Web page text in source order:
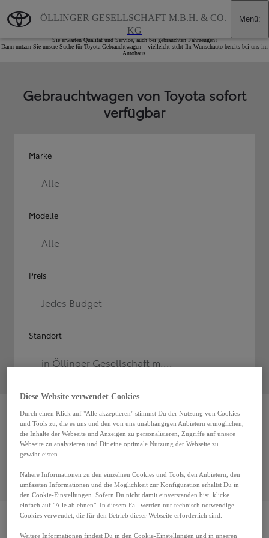
ÖLLINGER GESELLSCHAFT M.B.H. & CO.
KG
Menü:
Toyota - Geprüfte Gebrauchtwagen
Sie erwarten Qualität und Service, auch bei gebrauchten Fahrzeugen?
Dann nutzen Sie unsere Suche für Toyota Gebrauchtwagen – vielleicht steht Ihr Wunschauto bereits bei uns im
Autohaus.
Gebrauchtwagen von Toyota sofort
verfügbar
Marke
Alle
Modelle
Alle
Preis
Jedes Budget
Standort
in Öllinger Gesellschaft m....
Ups, kein Ergebnis
Versuche, einige der Filter zu entfernen
DISCLAIMER
Diese Website verwendet Cookies
Durch einen Klick auf "Alle akzeptieren" stimmst Du der Nutzung von Cookies
und Tools zu, die es uns und den von uns unabhängigen Anbietern ermöglichen,
die Inhalte der Webseite und Anzeigen zu personalisieren, Zugriffe auf unsere
Webseite zu analysieren und Dir eine optimale Nutzung der Webseite zu
gewährleisten.
Nähere Informationen zu den einzelnen Cookies und Tools, den Anbietern, den
umfassten Informationen und die Möglichkeit zur Konfiguration erhältst Du in
den Cookie-Einstellungen. Sofern Du nicht damit einverstanden bist, klicke
einfach auf "Alle ablehnen". In diesem Fall werden nur technisch notwendige
Cookies verwendet, die für den Betrieb dieser Webseite erforderlich sind.
Weitere Informationen findest Du in den Cookie-Einstellungen und in unseren